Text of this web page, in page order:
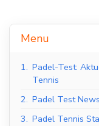
Menu
1. Padel-Test:
Tennis
2. Padel Test News
3. Padel Tennis